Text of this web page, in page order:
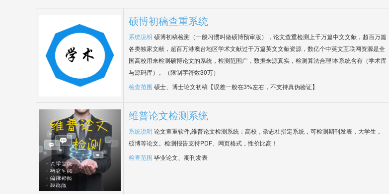
硕博初稿查重系统
系统说明 硕博初稿检测（一般习惯叫做硕博预审版），论文查重检测上千万篇中文文献，超百万篇
各类独家文献，超百万港澳台地区学术文献过千万篇英文文献资源，数亿个中英文互联网资源是全
国高校用来检测硕博论文的系统，检测范围广，数据来源真实，检测算法合理!本系统含有（学术库
与源码库）。（限制字符数30万）
检查范围 硕士、博士论文初稿【误差一般在3%左右，不支持真伪验证】
维普论文检测系统
系统说明 论文查重软件,维普论文检测系统：高校，杂志社指定系统，可检测期刊发表，大学生，
硕博等论文。检测报告支持PDF、网页格式，性价比高！
检查范围 毕业论文、期刊发表